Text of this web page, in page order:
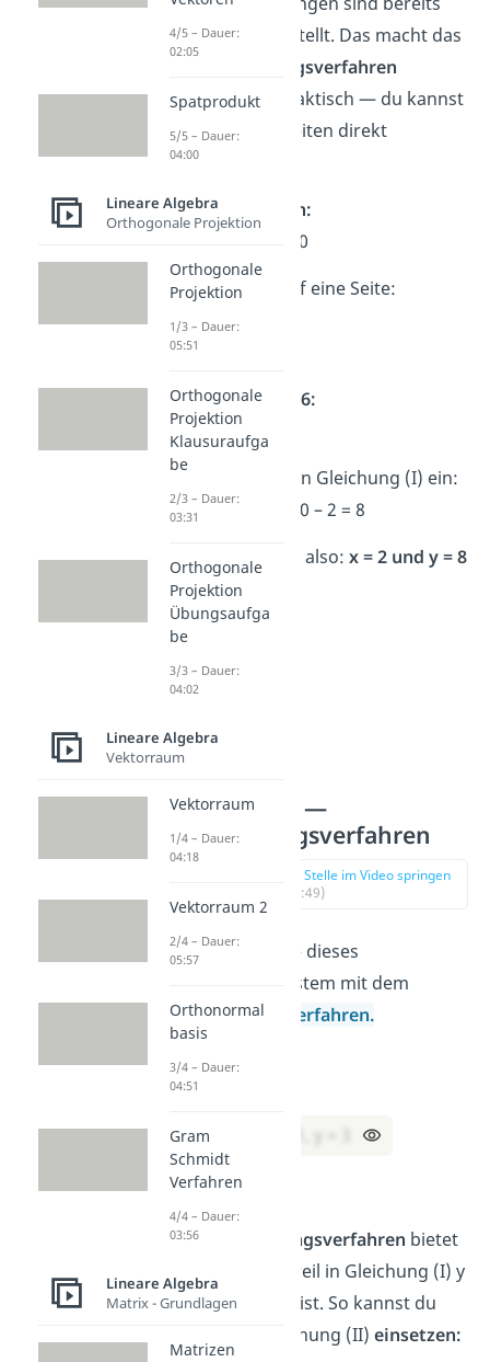
nach y umgestellt. Das macht das
Gleichsetzungsverfahren
besonders praktisch — du kannst
die rechten Seiten direkt
gleichsetzen
→Setze
gleich:
5x – 2 = – x + 10
→Bringe
auf eine Seite:
5x + x = 10 + 2
6x = 12
→Teile durch 6:
x = 2
→
Setze x = 2 in Gleichung (I) ein:
y = 5 · 2 – 2 = 10 – 2 = 8
Die Lösung ist also: x = 2 und y = 8
Aufgabe 3 —
Einsetzungsverfahren
zur Stelle im Video springen
(02:49)
Aufgabe:
Löse dieses
Gleichungssystem mit dem
Einsetzungsverfahren.
(I) y = 2x + 1
(II) 3x + y = 6
Lösung: x = 1, y = 3
Rechenweg:
Das
Einsetzungsverfahren bietet
sich hier an, weil in Gleichung (I) y
schon isoliert ist. So kannst du
direkt in Gleichung (II) einsetzen:
4/5 – Dauer:
02:05
Spatprodukt
5/5 – Dauer:
04:00
Lineare Algebra
Orthogonale Projektion
Orthogonale
Projektion
1/3 – Dauer:
05:51
Orthogonale
Projektion
Klausuraufga
be
2/3 – Dauer:
03:31
Orthogonale
Projektion
Übungsaufga
be
3/3 – Dauer:
04:02
Lineare Algebra
Vektorraum
Vektorraum
1/4 – Dauer:
04:18
Vektorraum 2
2/4 – Dauer:
05:57
Orthonormal
basis
3/4 – Dauer:
04:51
Gram
Schmidt
Verfahren
4/4 – Dauer:
03:56
Lineare Algebra
Matrix - Grundlagen
Matrizen